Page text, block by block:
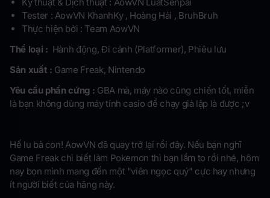
Tester : AowVN KhanhKy , Hoàng Hải , BruhBruh
Thực hiện bởi : Team AowVN
Thể loại : Hành động, Đi cảnh (Platformer), Phiêu lưu
Sản xuất : Game Freak, Nintendo
Yêu cầu phần cứng : GBA mà, máy nào cũng chiến tốt, miễn
là bạn không dùng máy tính casio để chạy giả lập là được ;v
Hế lu bà con! AowVN đã quay trở lại rồi đây. Nếu bạn nghĩ
Game Freak chỉ biết làm Pokemon thì bạn lầm to rồi nhé, hôm
nay bọn mình mang đến một "viên ngọc quý" cực hay nhưng
ít người biết của hãng này.